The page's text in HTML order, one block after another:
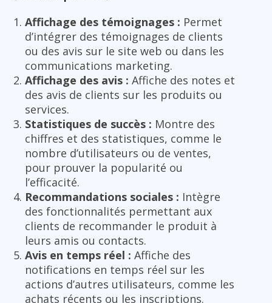
Affichage des témoignages : Permet
d’intégrer des témoignages de clients
ou des avis sur le site web ou dans les
communications marketing.
Affichage des avis : Affiche des notes et
des avis de clients sur les produits ou
services.
Statistiques de succès : Montre des
chiffres et des statistiques, comme le
nombre d’utilisateurs ou de ventes,
pour prouver la popularité ou
l’efficacité.
Recommandations sociales : Intègre
des fonctionnalités permettant aux
clients de recommander le produit à
leurs amis ou contacts.
Avis en temps réel : Affiche des
notifications en temps réel sur les
actions d’autres utilisateurs, comme les
achats récents ou les inscriptions.